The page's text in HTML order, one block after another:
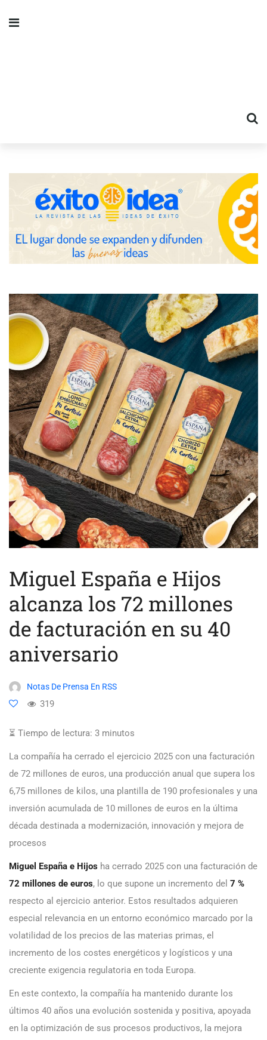
Miguel España e Hijos
alcanza los 72 millones
de facturación en su 40
aniversario
Notas De Prensa En RSS
319
⏳ Tiempo de lectura: 3 minutos
La compañía ha cerrado el ejercicio 2025 con una facturación
de 72 millones de euros, una producción anual que supera los
6,75 millones de kilos, una plantilla de 190 profesionales y una
inversión acumulada de 10 millones de euros en la última
década destinada a modernización, innovación y mejora de
procesos
Miguel España e Hijos ha cerrado 2025 con una facturación de
72 millones de euros, lo que supone un incremento del 7 %
respecto al ejercicio anterior. Estos resultados adquieren
especial relevancia en un entorno económico marcado por la
volatilidad de los precios de las materias primas, el
incremento de los costes energéticos y logísticos y una
creciente exigencia regulatoria en toda Europa.
En este contexto, la compañía ha mantenido durante los
últimos 40 años una evolución sostenida y positiva, apoyada
en la optimización de sus procesos productivos, la mejora